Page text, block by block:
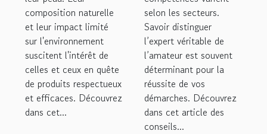
composition naturelle
et leur impact limité
sur l'environnement
suscitent l'intérêt de
celles et ceux en quête
de produits respectueux
et efficaces. Découvrez
dans cet...
selon les secteurs.
Savoir distinguer
l’expert véritable de
l’amateur est souvent
déterminant pour la
réussite de vos
démarches. Découvrez
dans cet article des
conseils...